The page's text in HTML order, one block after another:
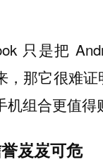
只是把
，那它很难
组合更值得
岌岌可危